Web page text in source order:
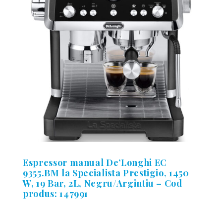
Espressor manual De’Longhi EC
9355.BM la Specialista Prestigio, 1450
W, 19 Bar, 2L, Negru/Argintiu – Cod
produs: 147991